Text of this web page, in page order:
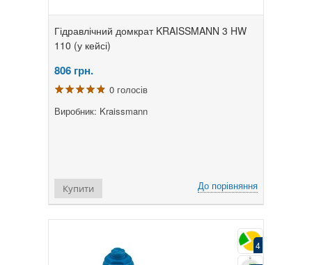
Гідравлічний домкрат KRAISSMANN 3 HW
110 (у кейсі)
806 грн.
0 голосів
Виробник: Kraissmann
До порівняння
Купити
4